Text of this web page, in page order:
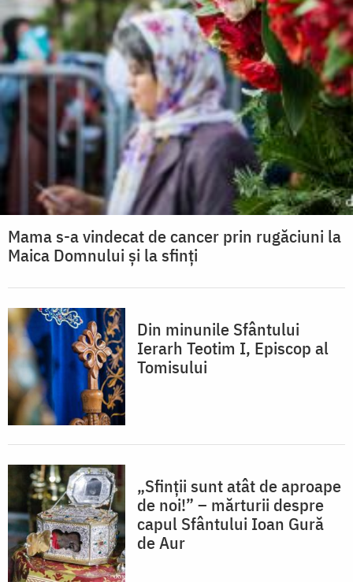
Mama s-a vindecat de cancer prin rugăciuni la
Maica Domnului și la sfinți
Din minunile Sfântului
Ierarh Teotim I, Episcop al
Tomisului
„Sfinții sunt atât de aproape
de noi!” – mărturii despre
capul Sfântului Ioan Gură
de Aur